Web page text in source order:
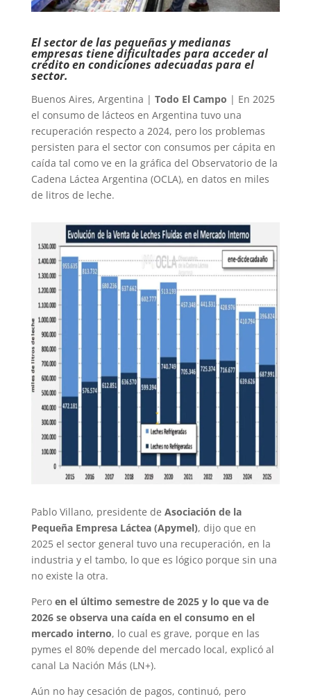
El sector de las pequeñas y medianas
empresas tiene dificultades para acceder al
crédito en condiciones adecuadas para el
sector.
Buenos Aires, Argentina | Todo El Campo | En 2025
el consumo de lácteos en Argentina tuvo una
recuperación respecto a 2024, pero los problemas
persisten para el sector con consumos per cápita en
caída tal como ve en la gráfica del Observatorio de la
Cadena Láctea Argentina (OCLA), en datos en miles
de litros de leche.
Pablo Villano, presidente de Asociación de la
Pequeña Empresa Láctea (Apymel), dijo que en
2025 el sector general tuvo una recuperación, en la
industria y el tambo, lo que es lógico porque sin una
no existe la otra.
Pero en el último semestre de 2025 y lo que va de
2026 se observa una caída en el consumo en el
mercado interno, lo cual es grave, porque en las
pymes el 80% depende del mercado local, explicó al
canal La Nación Más (LN+).
Aún no hay cesación de pagos, continuó, pero